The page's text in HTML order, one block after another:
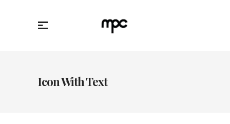
Icon With Text